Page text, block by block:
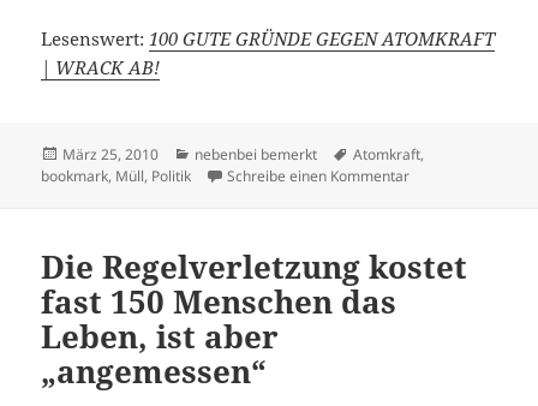
Lesenswert: 100 GUTE GRÜNDE GEGEN ATOMKRAFT
| WRACK AB!
Veröffentlicht
am
März 25, 2010 Kategorien
nebenbei bemerkt Schlagwörter
Atomkraft,
bookmark, Müll, Politik Schreibe einen Kommentarzu 100 gute
Die Regelverletzung kostet
fast 150 Menschen das
Leben, ist aber
„angemessen“